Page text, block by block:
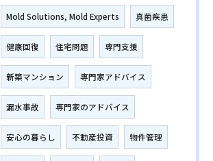
Mold Solutions, Mold Experts 真菌疾患
健康回復 住宅問題 専門支援
新築マンション 専門家アドバイス
漏水事故 専門家のアドバイス
安心の暮らし 不動産投資 物件管理